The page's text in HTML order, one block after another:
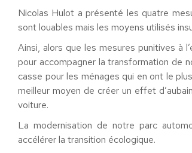
Nicolas Hulot a présenté les quatre
sont louables mais les moyens utilisés
Ainsi, alors que les mesures punitives à
pour accompagner la transformation de
casse pour les ménages qui en ont le
meilleur moyen de créer un effet
voiture.
La modernisation de notre parc
accélérer la transition écologique.